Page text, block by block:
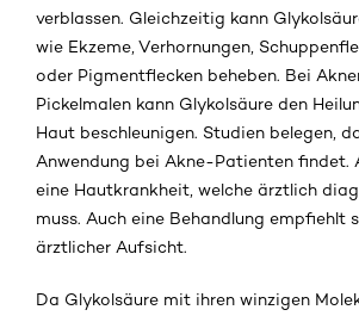
verblassen. Gleichzeitig kann
wie Ekzeme, Verhornungen,
oder Pigmentflecken beheben. Bei
Pickelmalen kann Glykolsäure den
Haut beschleunigen. Studien belegen,
Anwendung bei Akne-Patienten findet.
eine Hautkrankheit, welche ärztlich
muss. Auch eine Behandlung empfiehlt
ärztlicher Aufsicht.
Da Glykolsäure mit ihren winzigen